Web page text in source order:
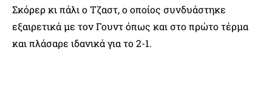
Σκόρερ κι πάλι ο Τζαστ, ο οποίος συνδυάστηκε
εξαιρετικά με τον Γουντ όπως και στο πρώτο τέρμα
και πλάσαρε ιδανικά για το 2-1.